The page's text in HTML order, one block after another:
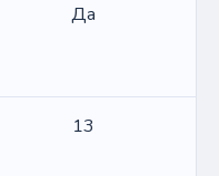
Да
13